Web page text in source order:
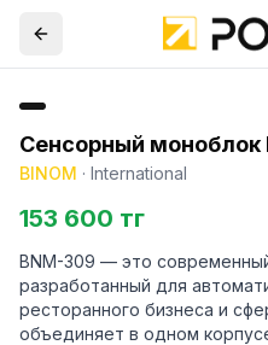
Сенсорный моноблок
BINOM · International
153 600 тг
BNM-309 — это
разработанный для
ресторанного бизнеса и
объединяет в одном